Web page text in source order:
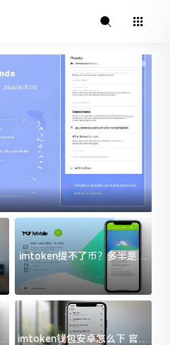
imtoken提不了币？多半是这
几件事没处理好
imtoken钱包安卓怎么下 官方